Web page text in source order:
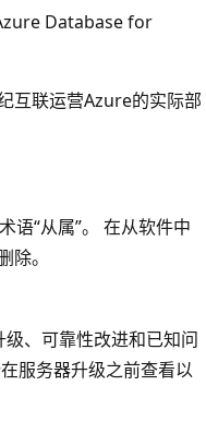
Database for
互联运营Azure的实际部
“从属”。 在从软件中
。
、可靠性改进和已知问
服务器升级之前查看以